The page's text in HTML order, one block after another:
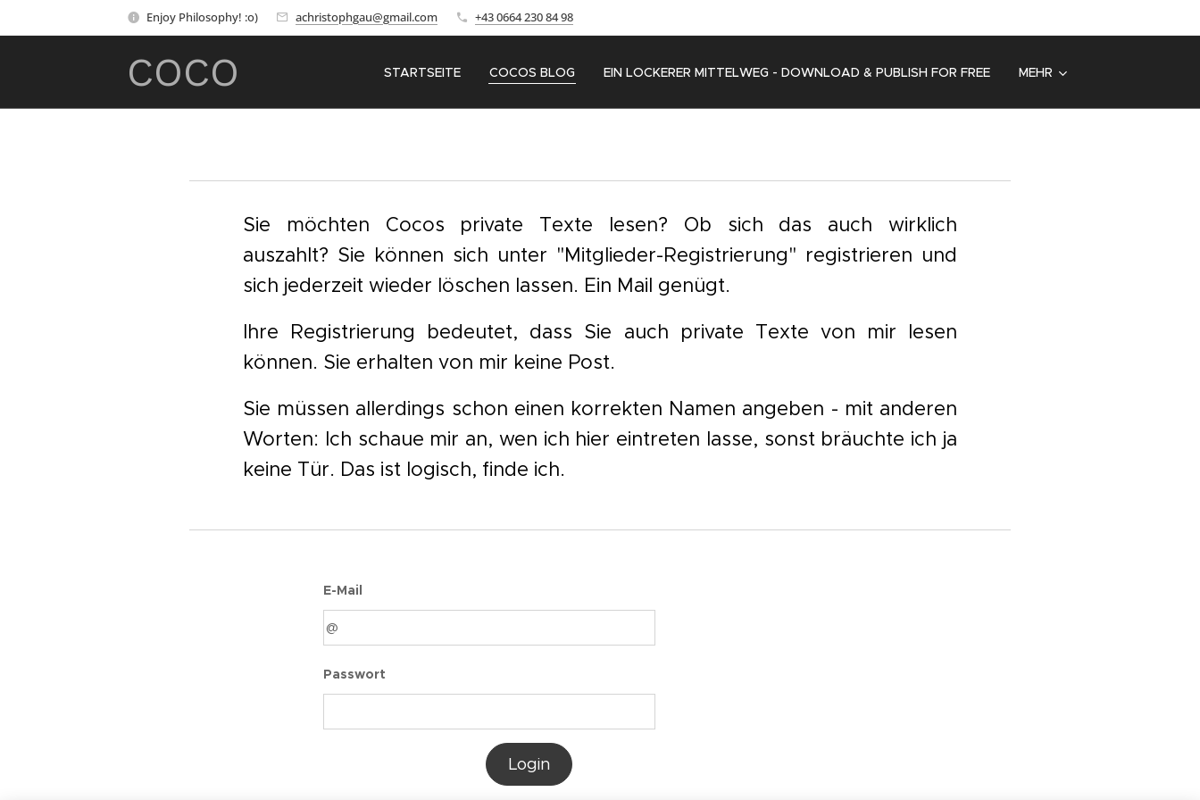
Enjoy Philosophy! :o) achristophgau@gmail.com +43 0664 230 84 98
COCO STARTSEITE COCOS BLOG EIN LOCKERER MITTELWEG - DOWNLOAD & PUBLISH FOR FREE MEHR
Sie möchten Cocos private Texte lesen? Ob sich das auch wirklich
auszahlt? Sie können sich unter "Mitglieder-Registrierung" registrieren und
sich jederzeit wieder löschen lassen. Ein Mail genügt.
Ihre Registrierung bedeutet, dass Sie auch private Texte von mir lesen
können. Sie erhalten von mir keine Post.
Sie müssen allerdings schon einen korrekten Namen angeben - mit anderen
Worten: Ich schaue mir an, wen ich hier eintreten lasse, sonst bräuchte ich ja
keine Tür. Das ist logisch, finde ich.
E-Mail
Passwort
Login